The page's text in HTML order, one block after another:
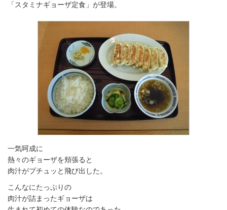
「スタミナギョーザ定食」が登場。
一気呵成に
熱々のギョーザを頬張ると
肉汁がプチュッと飛び出した。
こんなにたっぷりの
肉汁が詰まったギョーザは